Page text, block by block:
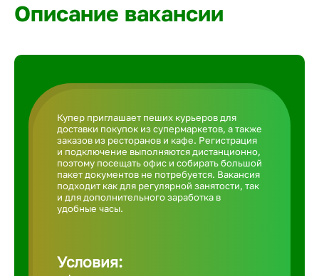
Ачинск
Описание вакансии
Купер приглашает пеших курьеров для
доставки покупок из супермаркетов, а также
заказов из ресторанов и кафе. Регистрация
и подключение выполняются дистанционно,
поэтому посещать офис и собирать большой
пакет документов не потребуется. Вакансия
подходит как для регулярной занятости, так
и для дополнительного заработка в
удобные часы.
Условия: